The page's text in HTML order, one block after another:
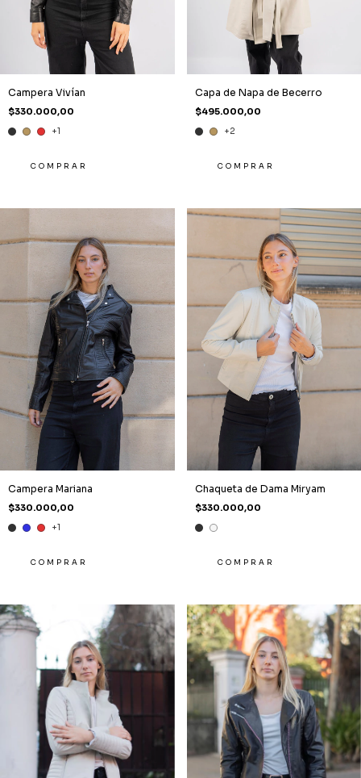
Campera Vivían
$330.000,00
+1
COMPRAR
Capa de Napa de Becerro
$495.000,00
+2
COMPRAR
Campera Mariana
$330.000,00
+1
COMPRAR
Chaqueta de Dama Miryam
$330.000,00
COMPRAR